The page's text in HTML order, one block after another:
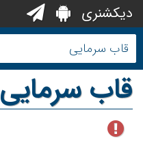
دیکشنری
قاب سرمایی